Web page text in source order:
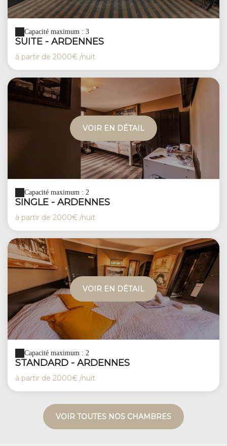
Capacité maximum : 3
SUITE - ARDENNES
à partir de 2000€ /nuit
VOIR EN DÉTAIL
Capacité maximum : 2
SINGLE - ARDENNES
à partir de 2000€ /nuit
VOIR EN DÉTAIL
Capacité maximum : 2
STANDARD - ARDENNES
à partir de 2000€ /nuit
VOIR TOUTES NOS CHAMBRES